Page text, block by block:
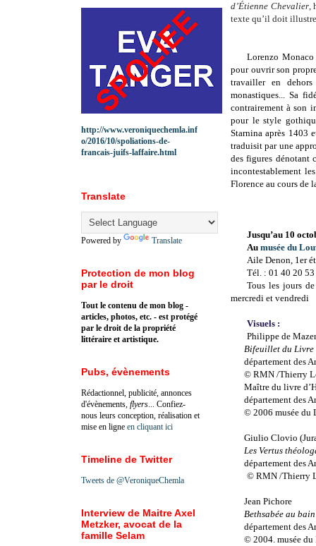
d’Étienne Chevalier,
texte qu’il doit
Lorenzo
pour ouvrir son
travailler en
monastiques... Sa
contrairement à son
pour le style
Starnina après 1403
traduisit par une
des figures dénotant
incontestablement
Florence au cours de
Jusqu’au 10
Au musée du
Aile Denon, 1er
Tél. : 01 40 20
Tous les jours
mercredi et vendredi
Visuels :
Philippe de
Bifeuillet du Livre
département des
© RMN /Thierry
Maître du livre
département des
© 2006 musée du
Giulio Clovio
Les Vertus
département des
© RMN /Thierry
Jean Pichore
Bethsabée au bain
département des
© 2004. musée
http://www.veroniquechemla.inf
o/2016/10/spoliations-de-
francais-juifs-laffaire.html
Translate
Powered by Translate
Protection de mon blog
par le droit
Tout le contenu de mon blog -
articles, photos, etc. - est protégé
par le droit de la propriété
littéraire et artistique.
Pubs, évènements
Rédactionnel, publicité, annonces
d'évènements, flyers ... Confiez-
nous leurs conception, réalisation et
mise en ligne en cliquant ici
Timeline de Twitter
Tweets de @VeroniqueChemla
Interview de Maitre Axel
Metzker, avocat de la
famille Selam